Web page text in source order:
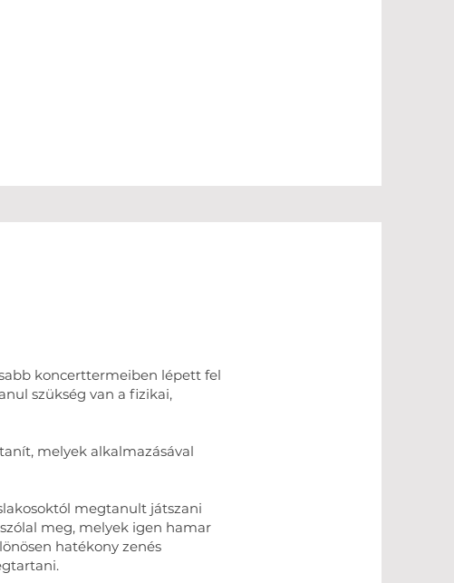
koncerttermeiben lépett fel
szükség van a fizikai,
melyek alkalmazásával
megtanult játszani
meg, melyek igen hamar
hatékony zenés